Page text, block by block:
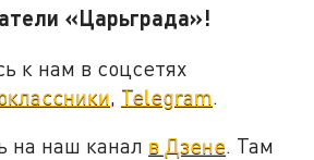
«Царьграда»!
к нам в соцсетях
, Telegram.
на наш канал в Дзене. Там